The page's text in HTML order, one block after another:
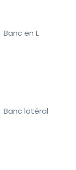
Banc en L
Banc latéral